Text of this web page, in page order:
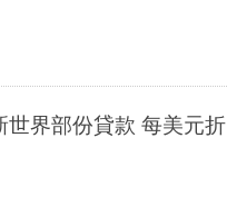
世界部份貸款 每美元折